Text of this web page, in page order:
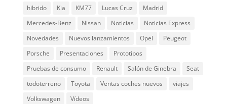
hibrido
Kia KM77 Lucas Cruz
Madrid
Mercedes-Benz
Nissan Noticias
Noticias Express
Novedades
Nuevos lanzamientos Opel
Peugeot
Porsche
Presentaciones
Prototipos
Pruebas de consumo
Renault Salón de Ginebra
Seat
todoterreno
Toyota Ventas coches nuevos
viajes
Volkswagen
Vídeos